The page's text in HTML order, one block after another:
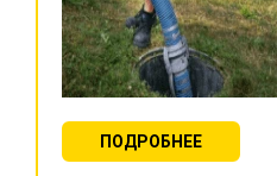
ПОДРОБНЕЕ